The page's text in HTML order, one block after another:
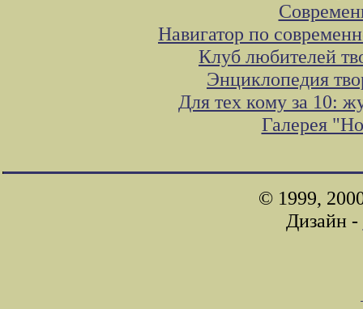
Навигатор по
Клуб любителей
Энциклопедия
Для тех кому за 10:
Галерея
© 1999,
Дизайн -